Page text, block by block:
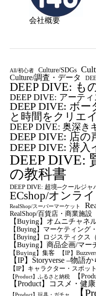
会社概要
All/初心者 Culture/SDGs
Culture/調査・データ
DEEP DIVE: も
DEEP DIVE: アーテ
DEEP DIVE: ボ
と時間をクリエ
DEEP DIVE: 奥深き
DEEP DIVE: 店
DEEP DIVE: 潜
DEEP DIVE:
の教科書
DEEP DIVE: 超境─クールジャ
ECshop/オンラ
RealShop/スーパーマーケット
RealShop/百貨店・商業施設
【Buying】オムニチャネ
【Buying】マーケティング
【buying】ロジスティクス
【Buying】商品企画/マ
【Buying】集客 【IP】
【IP】Storyverse –物語
【IP】キャラクター・スポット
【Product】ふるさと納税 【
【Product】コスメ・健康
【Product】玩具・ガチャ 【